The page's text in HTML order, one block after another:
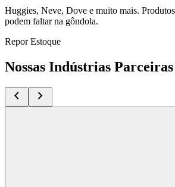
Huggies, Neve, Dove e muito mais.
podem faltar na gôndola.
Repor Estoque
Nossas Indústrias Parceiras
chevron_left chevron_right